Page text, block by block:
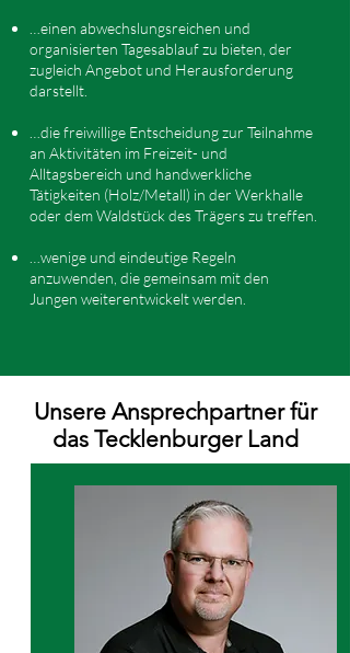
…einen abwechslungsreichen und
organisierten Tagesablauf zu bieten, der
zugleich Angebot und Herausforderung
darstellt.
…die freiwillige Entscheidung zur Teilnahme
an Aktivitäten im Freizeit- und
Alltagsbereich und handwerkliche
Tätigkeiten (Holz/Metall) in der Werkhalle
oder dem Waldstück des Trägers zu treffen.
…wenige und eindeutige Regeln
anzuwenden, die gemeinsam mit den
Jungen weiterentwickelt werden.
Unsere Ansprechpartner für
das Tecklenburger Land